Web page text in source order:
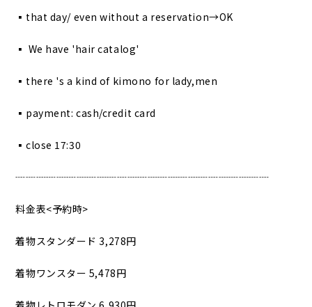
▪︎that day/ even without a reservation→OK
▪︎ We have 'hair catalog'
▪︎there 's a kind of kimono for lady,men
▪︎payment: cash/credit card
▪︎close 17:30
┈┈┈┈┈┈┈┈┈┈┈┈┈┈┈┈┈┈┈┈┈┈┈┈┈
料金表<予約時>
着物スタンダード 3,278円
着物ワンスター 5,478円